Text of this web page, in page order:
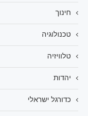
חינוך
טכנולוגיה
טלוויזיה
יהדות
כדורגל ישראלי